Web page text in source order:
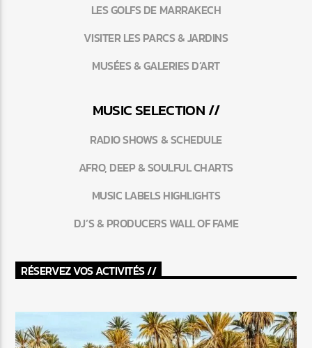
LES GOLFS DE MARRAKECH
VISITER LES PARCS & JARDINS
MUSÉES & GALERIES D’ART
MUSIC SELECTION //
RADIO SHOWS & SCHEDULE
AFRO, DEEP & SOULFUL CHARTS
MUSIC LABELS HIGHLIGHTS
DJ’S & PRODUCERS WALL OF FAME
RÉSERVEZ VOS ACTIVITÉS //